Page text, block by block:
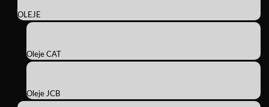
OLEJE
Oleje CAT
Oleje JCB